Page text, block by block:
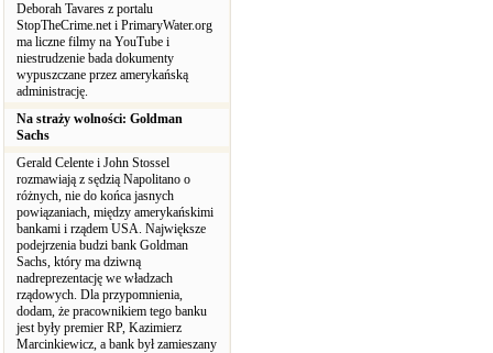
Deborah Tavares z portalu
StopTheCrime.net i PrimaryWater.org
ma liczne filmy na YouTube i
niestrudzenie bada dokumenty
wypuszczane przez amerykańską
administrację.
Na straży wolności: Goldman
Sachs
Gerald Celente i John Stossel
rozmawiają z sędzią Napolitano o
różnych, nie do końca jasnych
powiązaniach, między amerykańskimi
bankami i rządem USA. Największe
podejrzenia budzi bank Goldman
Sachs, który ma dziwną
nadreprezentację we władzach
rządowych. Dla przypomnienia,
dodam, że pracownikiem tego banku
jest były premier RP, Kazimierz
Marcinkiewicz, a bank był zamieszany